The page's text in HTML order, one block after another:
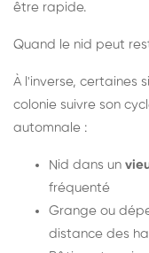
être rapide.
Quand le nid peut
À l'inverse, certaines
colonie suivre son
automnale :
Nid dans un
fréquenté
Grange ou
distance des